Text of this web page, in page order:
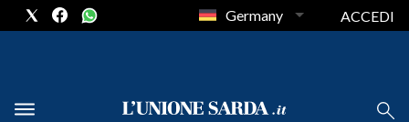
Germany ACCEDI